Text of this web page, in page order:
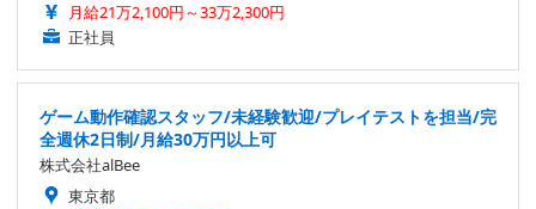
月給21万2,100円～33万2,300円
正社員
ゲーム動作確認スタッフ/未経験歓迎/プレイテストを担当/完
全週休2日制/月給30万円以上可
株式会社alBee
東京都